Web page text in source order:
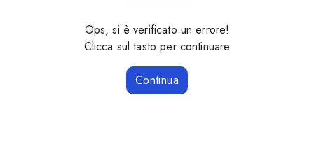
Ops, si è verificato un errore!
Clicca sul tasto per continuare
Continua